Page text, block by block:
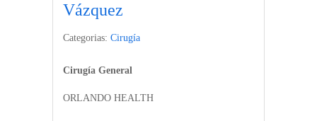
Vázquez
Categorias: Cirugía
Cirugía General
ORLANDO HEALTH